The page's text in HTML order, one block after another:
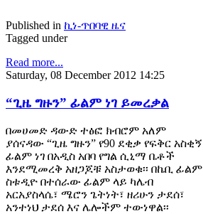
Published in ኪነ-ጥበባዊ ዜና
Tagged under
Read more...
Saturday, 08 December 2012 14:25
“ጊዜ ግዙን” ፊልም ነገ ይመረቃል
በመሀመድ ዳውድ ተፅፎ ክብሮም አለም
ያሰናዳው “ጊዜ ግዙን” የ90 ደቂቃ የፍቅር አስቂኝ
ፊልም ነገ በአዲስ አበባ የግል ሲኒማ ቤቶች
እንደሚመረቅ አዘጋጆቹ አስታወቁ፡፡ በኬቢ ፊልም
ስቱዲዮ በተሰራው ፊልም ላይ ካሌብ
አርአያስላሴ፣ ሜሮን ጌትነት፣ ዘሪሁን ታደሰ፣
አንተነህ ታደሰ እና ሌሎችም ተውነዋል፡፡